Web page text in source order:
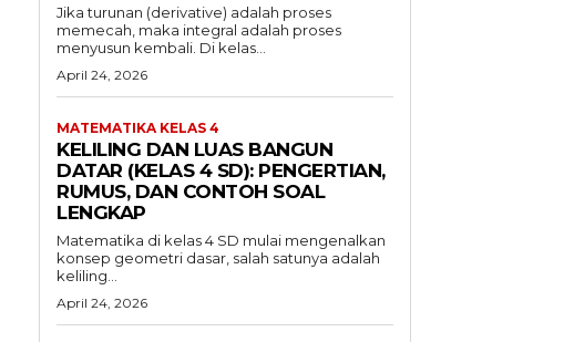
Jika turunan (derivative) adalah proses
memecah, maka integral adalah proses
menyusun kembali. Di kelas...
April 24, 2026
MATEMATIKA KELAS 4
KELILING DAN LUAS BANGUN
DATAR (KELAS 4 SD): PENGERTIAN,
RUMUS, DAN CONTOH SOAL
LENGKAP
Matematika di kelas 4 SD mulai mengenalkan
konsep geometri dasar, salah satunya adalah
keliling...
April 24, 2026